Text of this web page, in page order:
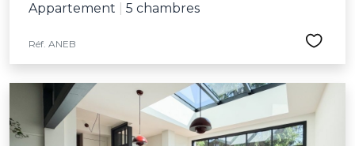
Appartement 5 chambres
Réf. ANEB